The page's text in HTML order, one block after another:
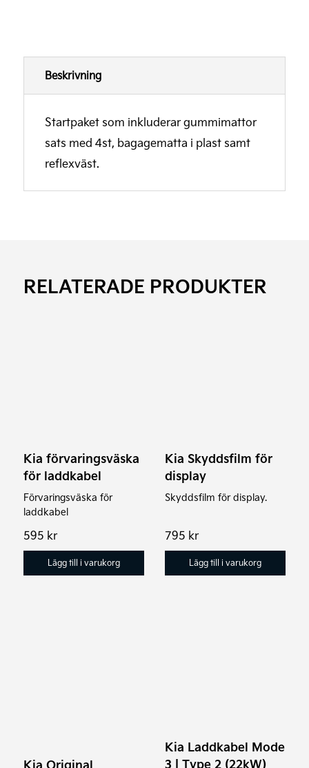
Beskrivning
Startpaket som inkluderar gummimattor
sats med 4st, bagagematta i plast samt
reflexväst.
RELATERADE PRODUKTER
Kia förvaringsväska
för laddkabel
Förvaringsväska för
laddkabel
595 kr
Lägg till i varukorg
Kia Skyddsfilm för
display
Skyddsfilm för display.
795 kr
Lägg till i varukorg
Kia Original
olika
Kia Laddkabel Mode
3 | Type 2 (22kW)
De
olika